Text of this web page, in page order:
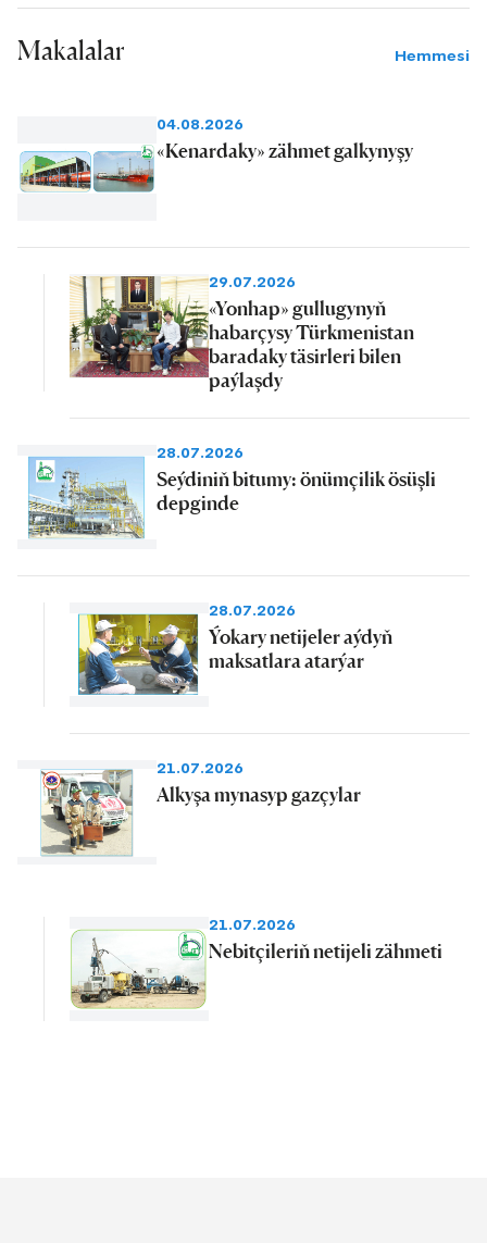
Makalalar Hemmesi
04.08.2026
«Kenardaky» zähmet galkynyşy
29.07.2026
«Yonhap» gullugynyň
habarçysy Türkmenistan
baradaky täsirleri bilen
paýlaşdy
28.07.2026
Seýdiniň bitumy: önümçilik ösüşli
depginde
28.07.2026
Ýokary netijeler aýdyň
maksatlara atarýar
21.07.2026
Alkyşa mynasyp gazçylar
21.07.2026
Nebitçileriň netijeli zähmeti